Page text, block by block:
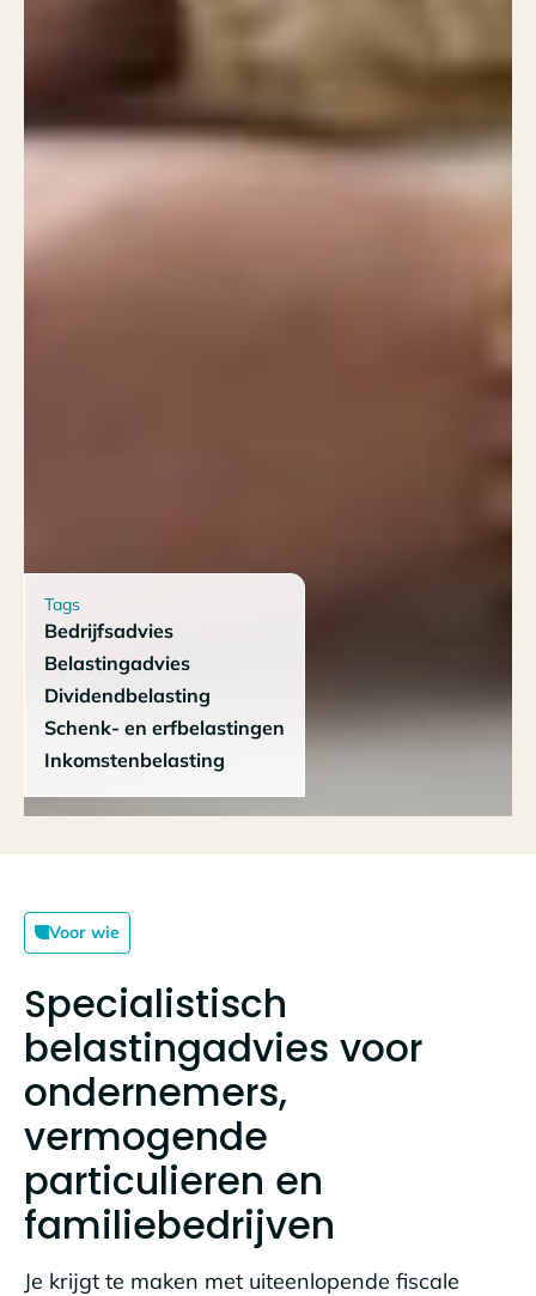
Tags
Bedrijfsadvies
Belastingadvies
Dividendbelasting
Schenk- en erfbelastingen
Inkomstenbelasting
Voor wie
Specialistisch
belastingadvies voor
ondernemers,
vermogende
particulieren en
familiebedrijven
Je krijgt te maken met uiteenlopende fiscale